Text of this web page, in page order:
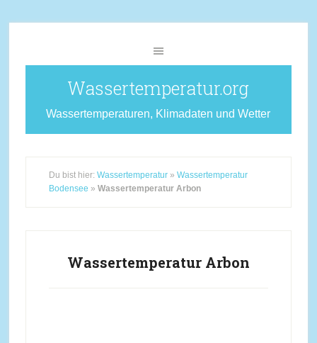
Wassertemperatur.org
Wassertemperaturen, Klimadaten und Wetter
Du bist hier: Wassertemperatur» Wassertemperatur
Bodensee » Wassertemperatur Arbon
Wassertemperatur Arbon